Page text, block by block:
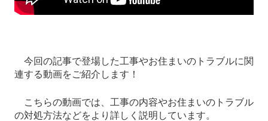
今回の記事で登場した工事やお住まいのトラブルに関
連する動画をご紹介します！
こちらの動画では、工事の内容やお住まいのトラブル
の対処方法などをより詳しく説明しています。